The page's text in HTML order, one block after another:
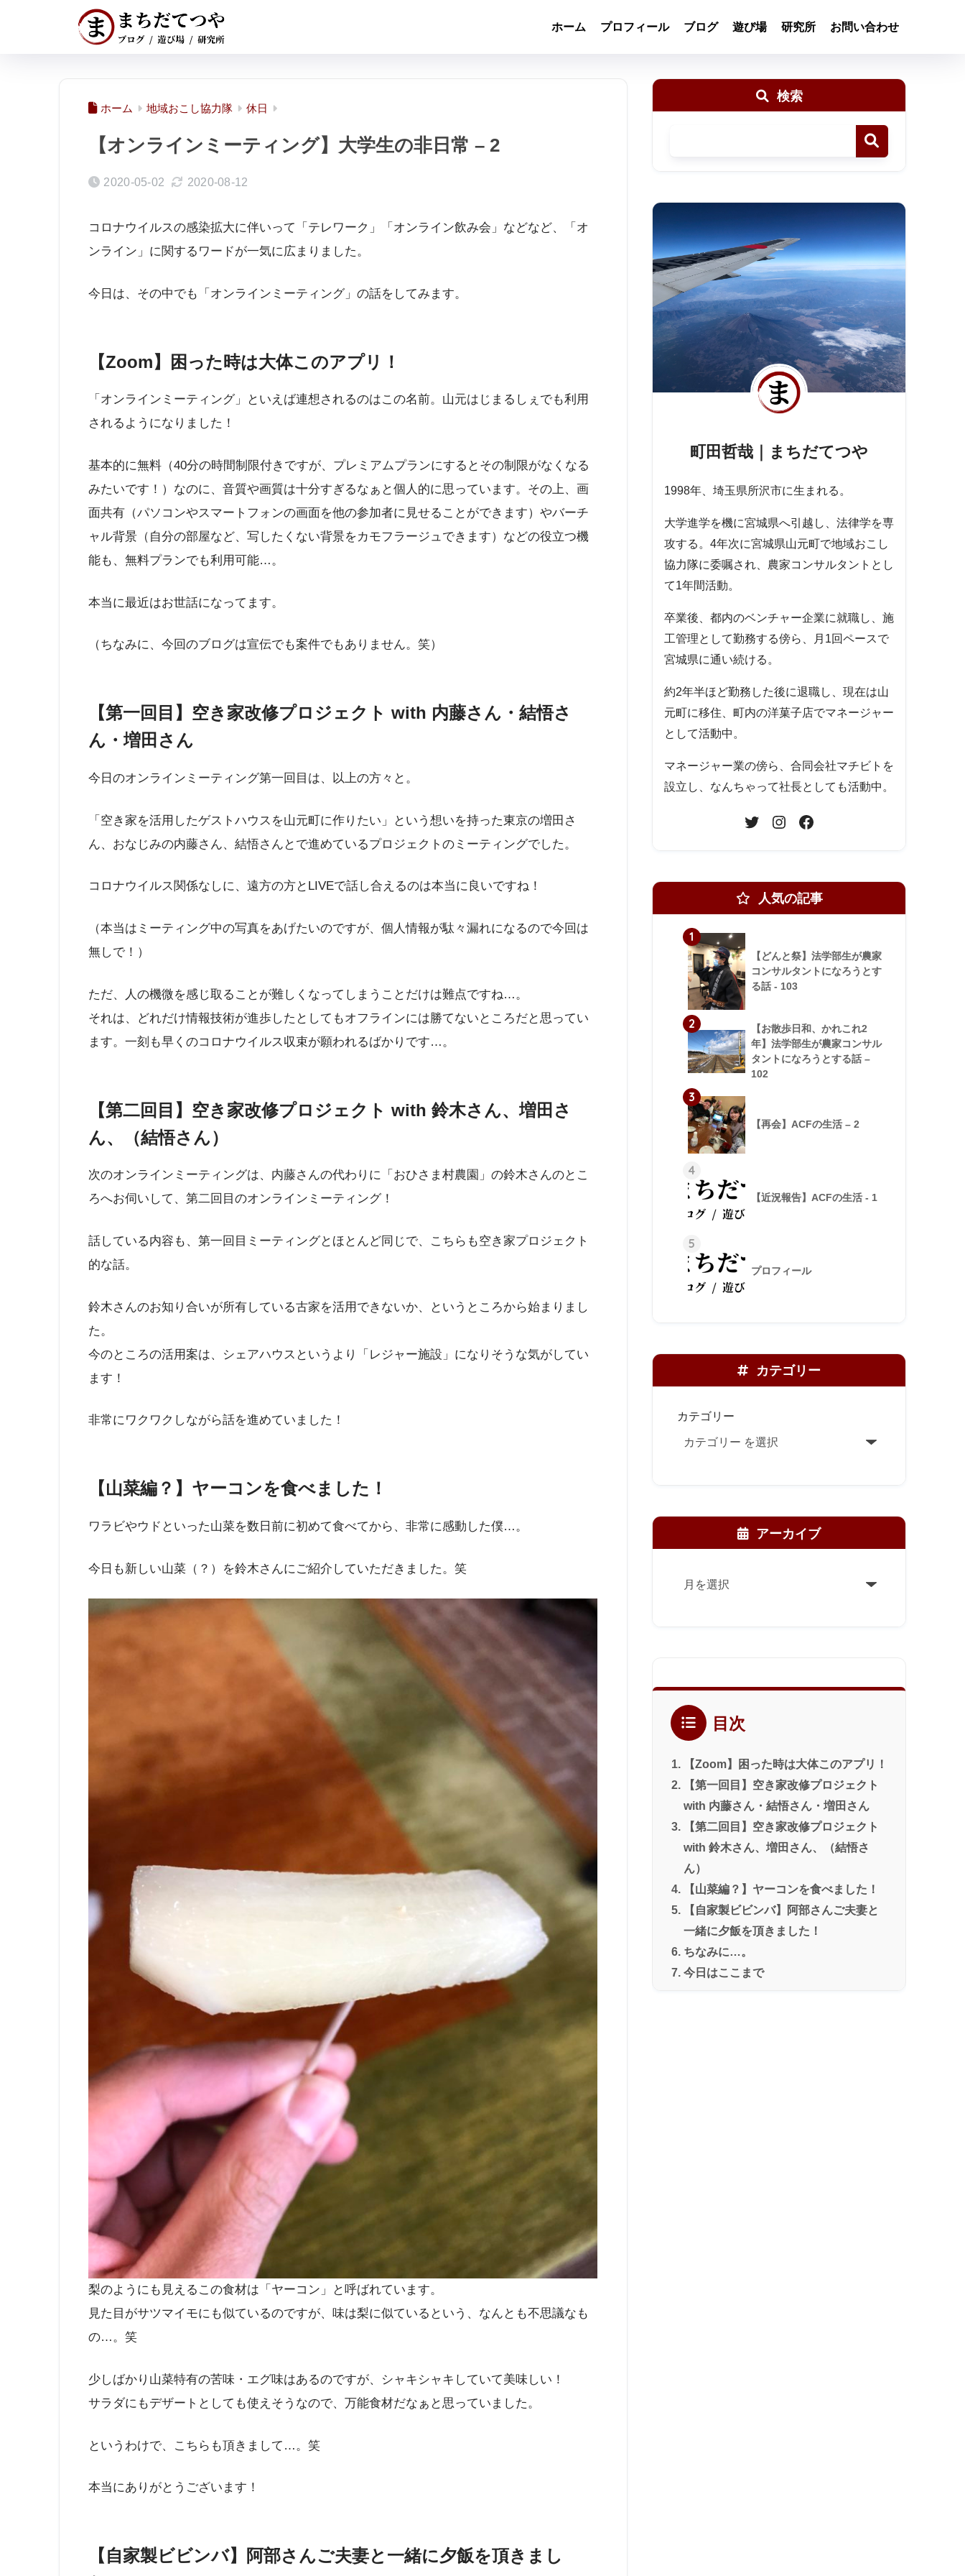
ホーム プロフィール ブログ 遊び場 研究所 お問い合わせ
ホーム 地域おこし協力隊 休日
【オンラインミーティング】大学生の非日常 – 2
2020-05-02 2020-08-12
コロナウイルスの感染拡大に伴いって「テレワーク」「オンライン飲み会」などなど、「オ
ンライン」に関するワードが一気に広まりました。
今日は、その中でも「オンラインミーティング」の話をしてみます。
【Zoom】困った時は大体このアプリ！
「オンラインミーティング」といえば連想されるのはこの名前。山元はじまるしぇでも利用
されるようになりました！
基本的に無料（40分の時間制限付きですが、プレミアムプランにするとその制限がなくなる
みたいです！）なのに、音質や画質は十分すぎるなぁと個人的に思っています。その上、画
面共有（パソコンやスマートフォンの画面を他の参加者に見せることができます）やバーチ
ャル背景（自分の部屋など、写したくない背景をカモフラージュできます）などの役立つ機
能も、無料プランでも利用可能…。
本当に最近はお世話になってます。
（ちなみに、今回のブログは宣伝でも案件でもありません。笑）
【第一回目】空き家改修プロジェクト with 内藤さん・結悟さ
ん・増田さん
今日のオンラインミーティング第一回目は、以上の方々と。
「空き家を活用したゲストハウスを山元町に作りたい」という想いを持った東京の増田さ
ん、おなじみの内藤さん、結悟さんとで進めているプロジェクトのミーティングでした。
コロナウイルス関係なしに、遠方の方とLIVEで話し合えるのは本当に良いですね！
（本当はミーティング中の写真をあげたいのですが、個人情報が駄々漏れになるので今回は
無しで！）
ただ、人の機微を感じ取ることが難しくなってしまうことだけは難点ですね…。
それは、どれだけ情報技術が進歩したとしてもオフラインには勝てないところだと思ってい
ます。一刻も早くのコロナウイルス収束が願われるばかりです…。
【第二回目】空き家改修プロジェクト with 鈴木さん、増田さ
ん、（結悟さん）
次のオンラインミーティングは、内藤さんの代わりに「おひさま村農園」の鈴木さんのとこ
ろへお伺いして、第二回目のオンラインミーティング！
話している内容も、第一回目ミーティングとほとんど同じで、こちらも空き家プロジェクト
的な話。
鈴木さんのお知り合いが所有している古家を活用できないか、というところから始まりまし
た。
今のところの活用案は、シェアハウスというより「レジャー施設」になりそうな気がしてい
ます！
非常にワクワクしながら話を進めていました！
【山菜編？】ヤーコンを食べました！
ワラビやウドといった山菜を数日前に初めて食べてから、非常に感動した僕…。
今日も新しい山菜（？）を鈴木さんにご紹介していただきました。笑
梨のようにも見えるこの食材は「ヤーコン」と呼ばれています。
見た目がサツマイモにも似ているのですが、味は梨に似ているという、なんとも不思議なも
の…。笑
少しばかり山菜特有の苦味・エグ味はあるのですが、シャキシャキしていて美味しい！
サラダにもデザートとしても使えそうなので、万能食材だなぁと思っていました。
というわけで、こちらも頂きまして…。笑
本当にありがとうございます！
【自家製ビビンバ】阿部さんご夫妻と一緒に夕飯を頂きまし
検索
町田哲哉｜まちだてつや
1998年、埼玉県所沢市に生まれる。
大学進学を機に宮城県へ引越し、法律学を専
攻する。4年次に宮城県山元町で地域おこし
協力隊に委嘱され、農家コンサルタントとし
て1年間活動。
卒業後、都内のベンチャー企業に就職し、施
工管理として勤務する傍ら、月1回ペースで
宮城県に通い続ける。
約2年半ほど勤務した後に退職し、現在は山
元町に移住、町内の洋菓子店でマネージャー
として活動中。
マネージャー業の傍ら、合同会社マチビトを
設立し、なんちゃって社長としても活動中。
人気の記事
1
【どんと祭】法学部生が農家
コンサルタントになろうとす
る話 - 103
2
【お散歩日和、かれこれ2
年】法学部生が農家コンサル
タントになろうとする話 –
102
3
【再会】ACFの生活 – 2
4
【近況報告】ACFの生活 - 1
5
プロフィール
カテゴリー
カテゴリー
アーカイブ
ア
目次
【Zoom】困った時は大体このアプリ！
【第一回目】空き家改修プロジェクト
with 内藤さん・結悟さん・増田さん
【第二回目】空き家改修プロジェクト
with 鈴木さん、増田さん、（結悟さ
ん）
【山菜編？】ヤーコンを食べました！
【自家製ビビンバ】阿部さんご夫妻と
一緒に夕飯を頂きました！
ちなみに…。
今日はここまで